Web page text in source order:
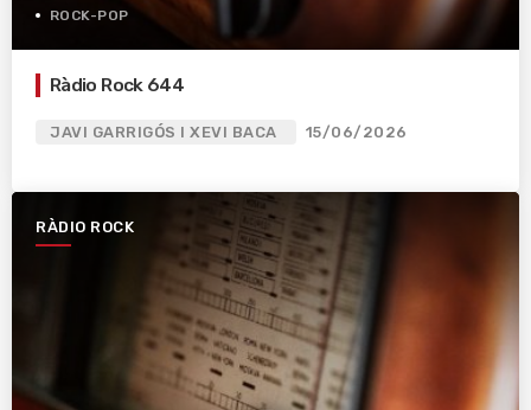
ROCK-POP
Ràdio Rock 644
JAVI GARRIGÓS I XEVI BACA 15/06/2026
RÀDIO ROCK